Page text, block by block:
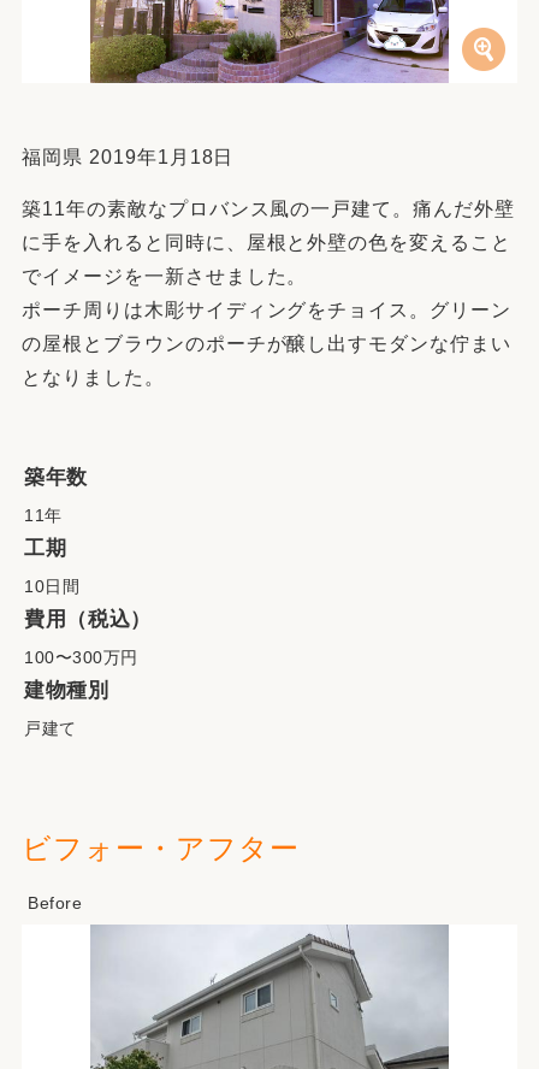
福岡県 2019年1月18日
築11年の素敵なプロバンス風の一戸建て。痛んだ外壁
に手を入れると同時に、屋根と外壁の色を変えること
でイメージを一新させました。
ポーチ周りは木彫サイディングをチョイス。グリーン
の屋根とブラウンのポーチが醸し出すモダンな佇まい
となりました。
築年数
11年
工期
10日間
費用（税込）
100〜300万円
建物種別
戸建て
ビフォー・アフター